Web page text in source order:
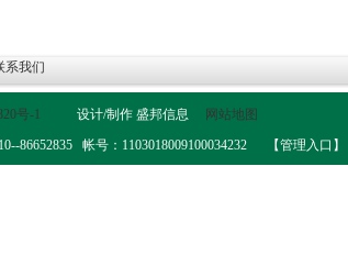
系我们
号-1 设计/制作 盛邦信息
网站地图
86652835 帐号：1103018009100034232
【管理入口】